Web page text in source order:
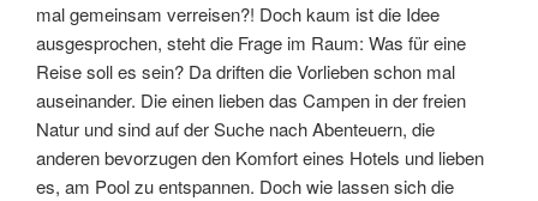
mal gemeinsam verreisen?! Doch kaum ist die Idee
ausgesprochen, steht die Frage im Raum: Was für eine
Reise soll es sein? Da driften die Vorlieben schon mal
auseinander. Die einen lieben das Campen in der freien
Natur und sind auf der Suche nach Abenteuern, die
anderen bevorzugen den Komfort eines Hotels und lieben
es, am Pool zu entspannen. Doch wie lassen sich die